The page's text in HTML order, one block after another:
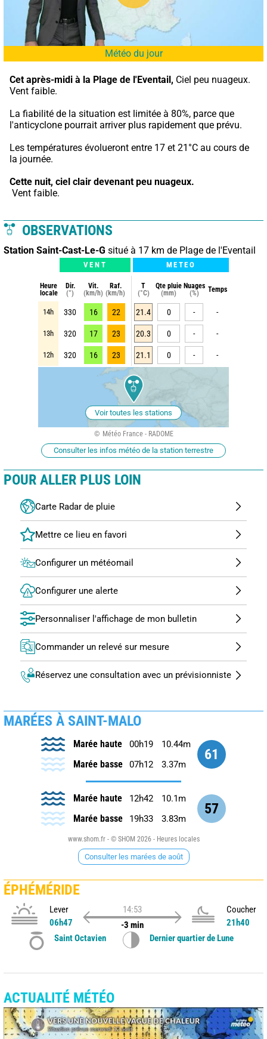
Météo du jour
Cet après-midi à la Plage de l'Eventail, Ciel peu nuageux.
Vent faible.
La fiabilité de la situation est limitée à 80%, parce que
l'anticyclone pourrait arriver plus rapidement que prévu.
Les températures évolueront entre 17 et 21°C au cours de
la journée.
Cette nuit, ciel clair devenant peu nuageux.
Vent faible.
OBSERVATIONS
Station Saint-Cast-Le-G situé à 17 km de Plage de l'Eventail
VENT METEO
Heure
locale
Dir.
(°)
Vit.
(km/h)
Raf.
(km/h)
T
(°C)
Qte pluie
(mm)
Nuages
(%)
Temps
14h 330 16 22 21.4 0 - -
13h 320 17 23 20.3 0 - -
12h 320 16 23 21.1 0 - -
Voir toutes les stations
Météo France - RADOME
Consulter les infos météo de la station terrestre
POUR ALLER PLUS LOIN
Carte Radar de pluie
Configurer un météomail
Configurer une alerte
Personnaliser l'affichage de mon bulletin
Commander un relevé sur mesure
Réservez une consultation avec un prévisionniste
MARÉES À SAINT-MALO
61
Marée haute 00h19 10.44m
Marée basse 07h12 3.37m
57
Marée haute 12h42 10.1m
Marée basse 19h33 3.83m
www.shom.fr - © SHOM 2026 - Heures locales
Consulter les marées de août
ÉPHÉMÉRIDE
Lever
06h47
14:53
-3 min
Coucher
21h40
Saint Octavien
Dernier quartier de Lune
ACTUALITÉ MÉTÉO